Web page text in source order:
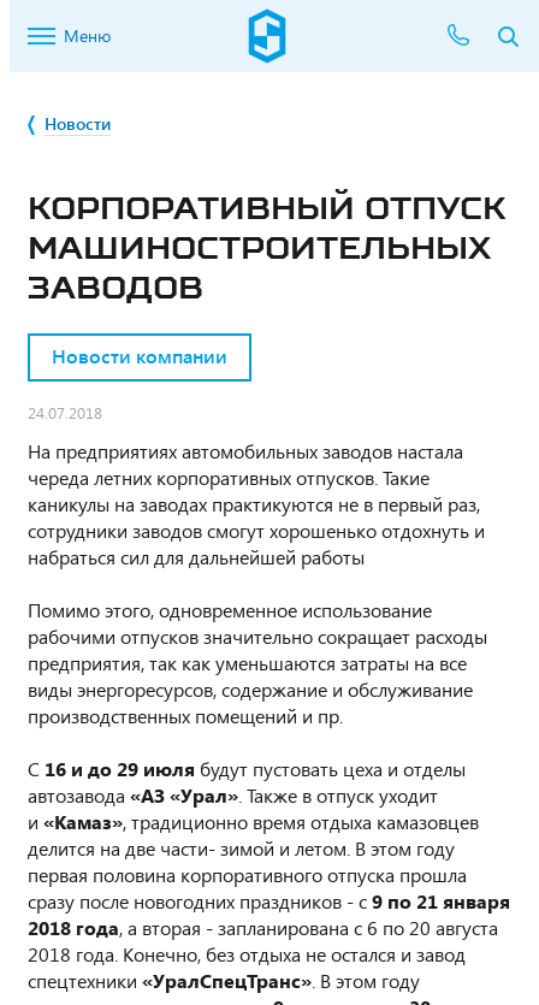
Меню
Новости
КОРПОРАТИВНЫЙ ОТПУСК
МАШИНОСТРОИТЕЛЬНЫХ
ЗАВОДОВ
Новости компании
24.07.2018
На предприятиях автомобильных заводов настала
череда летних корпоративных отпусков. Такие
каникулы на заводах практикуются не в первый раз,
сотрудники заводов смогут хорошенько отдохнуть и
набраться сил для дальнейшей работы
Помимо этого, одновременное использование
рабочими отпусков значительно сокращает расходы
предприятия, так как уменьшаются затраты на все
виды энергоресурсов, содержание и обслуживание
производственных помещений и пр.
С 16 и до 29 июля будут пустовать цеха и отделы
автозавода «АЗ «Урал» . Также в отпуск уходит
и «Камаз», традиционно время отдыха камазовцев
делится на две части- зимой и летом. В этом году
первая половина корпоративного отпуска прошла
сразу после новогодних праздников - с9 по 21 января
2018 года, а вторая - запланирована с 6 по 20 августа
2018 года. Конечно, без отдыха не остался и завод
спецтехники «УралСпецТранс» . В этом году